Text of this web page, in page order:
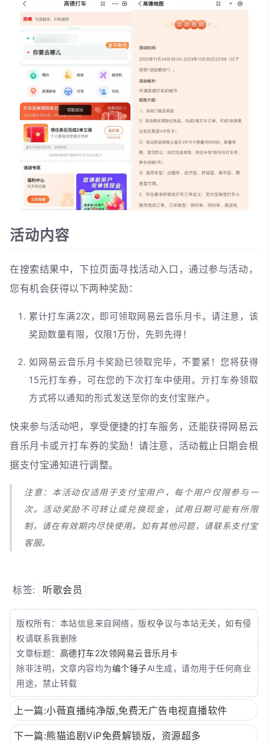
活动内容
在搜索结果中，下拉页面寻找活动入口，通过参与活动，
您有机会获得以下两种奖励：
累计打车满2次，即可领取网易云音乐月卡。请注意，该
奖励数量有限，仅限1万份，先到先得！
如网易云音乐月卡奖励已领取完毕，不要紧！您将获得
15元打车券，可在您的下次打车中使用。亓打车券领取
方式将以通知的形式发送至你的支付宝账户。
快来参与活动吧，享受便捷的打车服务，还能获得网易云
音乐月卡或亓打车券的奖励！请注意，活动截止日期会根
据支付宝通知进行调整。
注意：本活动仅适用于支付宝用户，每个用户仅限参与一
次。活动奖励不可转让或兑换现金，试用日期可能有所限
制，请在有效期内尽快使用。如有其他问题，请联系支付宝
客服。
标签: 听歌会员
版权所有：本站信息来自网络，版权争议与本站无关，如有侵
权请联系我删除
文章标题： 高德打车2次领网易云音乐月卡
除非注明，文章内容均为编个锤子AI生成，请勿用于任何商业
用途，禁止转载
上一篇:小薇直播纯净版,免费无广告电视直播软件
下一篇:熊猫追剧ViP免费解锁版，资源超多